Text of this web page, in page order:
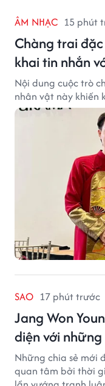
ÂM NHẠC 15 phút
Chàng trai
khai tin nhắn
Nội dung cuộc trò
nhân vật này khiến
SAO 17 phút trước
Jang Won
diện với
Những chia sẻ mới
quan tâm bởi thời